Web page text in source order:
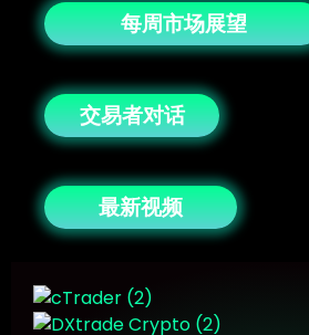
每周市场展望
交易者对话
最新视频